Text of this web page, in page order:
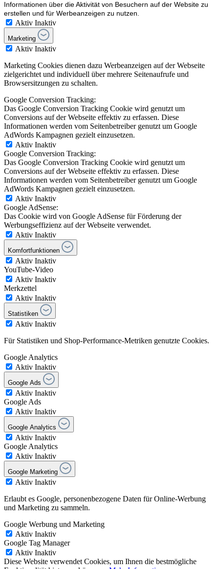
Informationen über die Aktivität von Besuchern auf der Website zu
erstellen und für Werbeanzeigen zu nutzen.
Aktiv Inaktiv
Marketing
Aktiv Inaktiv
Marketing Cookies dienen dazu Werbeanzeigen auf der Webseite
zielgerichtet und individuell über mehrere Seitenaufrufe und
Browsersitzungen zu schalten.
Google Conversion Tracking:
Das Google Conversion Tracking Cookie wird genutzt um
Conversions auf der Webseite effektiv zu erfassen. Diese
Informationen werden vom Seitenbetreiber genutzt um Google
AdWords Kampagnen gezielt einzusetzen.
Aktiv Inaktiv
Google Conversion Tracking:
Das Google Conversion Tracking Cookie wird genutzt um
Conversions auf der Webseite effektiv zu erfassen. Diese
Informationen werden vom Seitenbetreiber genutzt um Google
AdWords Kampagnen gezielt einzusetzen.
Aktiv Inaktiv
Google AdSense:
Das Cookie wird von Google AdSense für Förderung der
Werbungseffizienz auf der Webseite verwendet.
Aktiv Inaktiv
Komfortfunktionen
Aktiv Inaktiv
YouTube-Video
Aktiv Inaktiv
Merkzettel
Aktiv Inaktiv
Statistiken
Aktiv Inaktiv
Für Statistiken und Shop-Performance-Metriken genutzte Cookies.
Google Analytics
Aktiv Inaktiv
Google Ads
Aktiv Inaktiv
Google Ads
Aktiv Inaktiv
Google Analytics
Aktiv Inaktiv
Google Analytics
Aktiv Inaktiv
Google Marketing
Aktiv Inaktiv
Erlaubt es Google, personenbezogene Daten für Online-Werbung
und Marketing zu sammeln.
Google Werbung und Marketing
Aktiv Inaktiv
Google Tag Manager
Aktiv Inaktiv
Diese Website verwendet Cookies, um Ihnen die bestmögliche